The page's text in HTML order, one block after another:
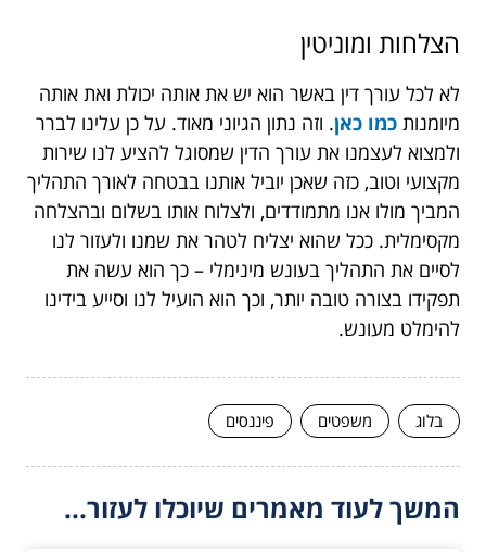
הצלחות ומוניטין
לא לכל עורך דין באשר הוא יש את אותה יכולת ואת אותה
מיומנות כמו כאן. וזה נתון הגיוני מאוד. על כן עלינו לברר
ולמצוא לעצמנו את עורך הדין שמסוגל להציע לנו שירות
מקצועי וטוב, כזה שאכן יוביל אותנו בבטחה לאורך התהליך
המביך מולו אנו מתמודדים, ולצלוח אותו בשלום ובהצלחה
מקסימלית. ככל שהוא יצליח לטהר את שמנו ולעזור לנו
לסיים את התהליך בעונש מינימלי – כך הוא עשה את
תפקידו בצורה טובה יותר, וכך הוא הועיל לנו וסייע בידינו
להימלט מעונש.
בלוג משפטים פיננסים
המשך לעוד מאמרים שיוכלו לעזור...